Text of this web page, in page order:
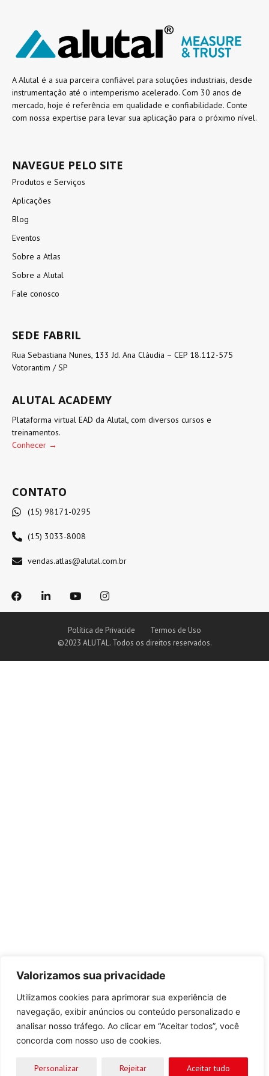
Valorizamos sua privacidade
Utilizamos cookies para aprimorar sua experiência de
navegação, exibir anúncios ou conteúdo personalizado e
analisar nosso tráfego. Ao clicar em “Aceitar todos”, você
concorda com nosso uso de cookies.
Personalizar Rejeitar Aceitar tudo
A Alutal é a sua parceira confiável para soluções industriais, desde
instrumentação até o intemperismo acelerado. Com 30 anos de
mercado, hoje é referência em qualidade e confiabilidade. Conte
com nossa expertise para levar sua aplicação para o próximo nível.
NAVEGUE PELO SITE
Produtos e Serviços
Aplicações
Blog
Eventos
Sobre a Atlas
Sobre a Alutal
Fale conosco
SEDE FABRIL
Rua Sebastiana Nunes, 133 Jd. Ana Cláudia – CEP 18.112-575
Votorantim / SP
ALUTAL ACADEMY
Plataforma virtual EAD da Alutal, com diversos cursos e
treinamentos.
Conhecer →
CONTATO
(15) 98171-0295
(15) 3033-8008
vendas.atlas@alutal.com.br
Política de Privacide
Termos de Uso
©2023 ALUTAL. Todos os direitos reservados.
Solicite um orçamento